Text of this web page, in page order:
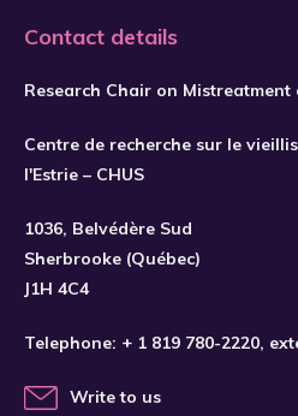
2025
2026
Contact details
Research Chair on
Centre de recherche sur le
l'Estrie – CHUS
1036, Belvédère Sud
Sherbrooke (Québec)
J1H 4C4
Telephone: + 1 819 780-2220,
Write to us